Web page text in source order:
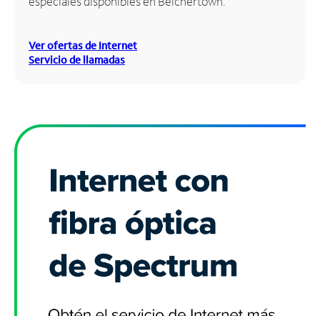
Ver ofertas de Internet
Servicio de llamadas